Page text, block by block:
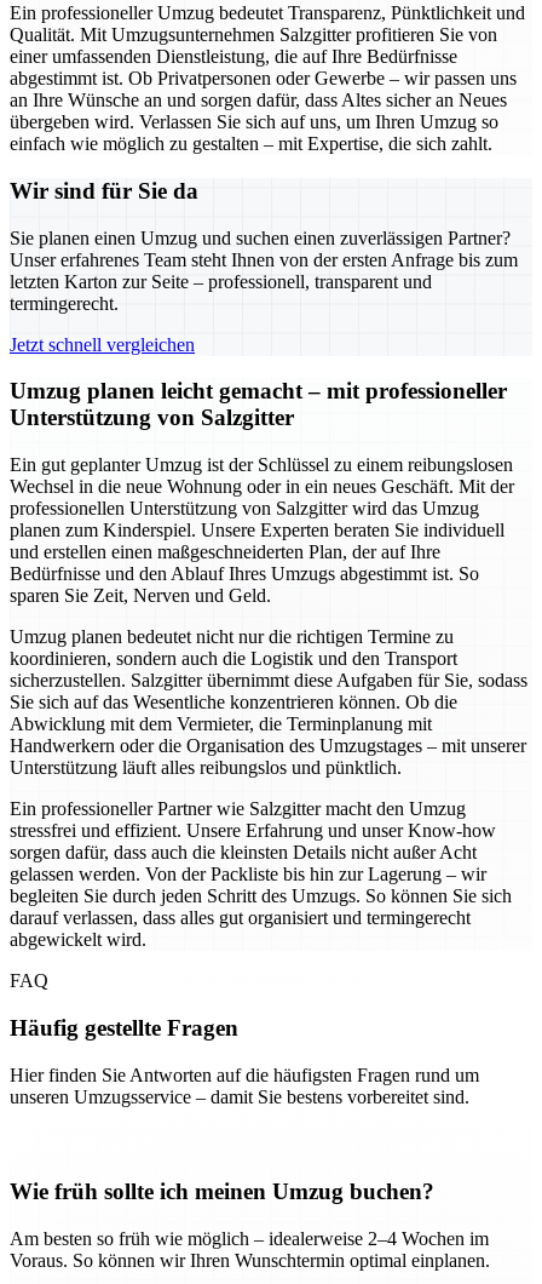
Ein professioneller Umzug bedeutet Transparenz, Pünktlichkeit und
Qualität. Mit Umzugsunternehmen Salzgitter profitieren Sie von
einer umfassenden Dienstleistung, die auf Ihre Bedürfnisse
abgestimmt ist. Ob Privatpersonen oder Gewerbe – wir passen uns
an Ihre Wünsche an und sorgen dafür, dass Altes sicher an Neues
übergeben wird. Verlassen Sie sich auf uns, um Ihren Umzug so
einfach wie möglich zu gestalten – mit Expertise, die sich zahlt.
Wir sind für Sie da
Sie planen einen Umzug und suchen einen zuverlässigen Partner?
Unser erfahrenes Team steht Ihnen von der ersten Anfrage bis zum
letzten Karton zur Seite – professionell, transparent und
termingerecht.
Jetzt schnell vergleichen
Umzug planen leicht gemacht – mit professioneller
Unterstützung von Salzgitter
Ein gut geplanter Umzug ist der Schlüssel zu einem reibungslosen
Wechsel in die neue Wohnung oder in ein neues Geschäft. Mit der
professionellen Unterstützung von Salzgitter wird das Umzug
planen zum Kinderspiel. Unsere Experten beraten Sie individuell
und erstellen einen maßgeschneiderten Plan, der auf Ihre
Bedürfnisse und den Ablauf Ihres Umzugs abgestimmt ist. So
sparen Sie Zeit, Nerven und Geld.
Umzug planen bedeutet nicht nur die richtigen Termine zu
koordinieren, sondern auch die Logistik und den Transport
sicherzustellen. Salzgitter übernimmt diese Aufgaben für Sie, sodass
Sie sich auf das Wesentliche konzentrieren können. Ob die
Abwicklung mit dem Vermieter, die Terminplanung mit
Handwerkern oder die Organisation des Umzugstages – mit unserer
Unterstützung läuft alles reibungslos und pünktlich.
Ein professioneller Partner wie Salzgitter macht den Umzug
stressfrei und effizient. Unsere Erfahrung und unser Know-how
sorgen dafür, dass auch die kleinsten Details nicht außer Acht
gelassen werden. Von der Packliste bis hin zur Lagerung – wir
begleiten Sie durch jeden Schritt des Umzugs. So können Sie sich
darauf verlassen, dass alles gut organisiert und termingerecht
abgewickelt wird.
FAQ
Häufig gestellte Fragen
Hier finden Sie Antworten auf die häufigsten Fragen rund um
unseren Umzugsservice – damit Sie bestens vorbereitet sind.
Wie früh sollte ich meinen Umzug buchen?
Am besten so früh wie möglich – idealerweise 2–4 Wochen im
Voraus. So können wir Ihren Wunschtermin optimal einplanen.